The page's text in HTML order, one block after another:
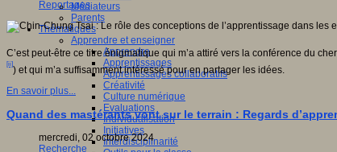
Médiateurs
Parents
Thématiques
Apprendre et enseigner
Apprendre
Apprentissages
Apprentissages collaboratifs
Créativité
Culture numérique
Evaluations
Individualisation
Initiatives
Interdisciplinarité
Reportages
C’est peut-être ce titre énigmatique qui m’a attiré vers la conférence du
[ii]
) et qui m’a suffisamment intéressé pour en partager les idées.
En savoir plus...
Quand des mastérants vont sur le terrain : Regards
mercredi, 02 octobre 2024
Recherche